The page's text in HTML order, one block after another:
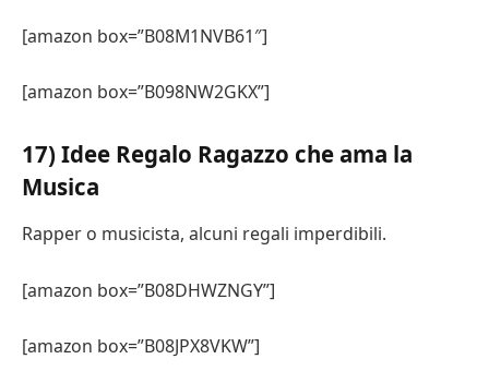
[amazon box=”B08M1NVB61″]
[amazon box=”B098NW2GKX”]
17) Idee Regalo Ragazzo che ama la
Musica
Rapper o musicista, alcuni regali imperdibili.
[amazon box=”B08DHWZNGY”]
[amazon box=”B08JPX8VKW”]